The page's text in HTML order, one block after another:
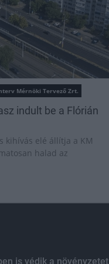
Mérnöki Tervező Zrt.
indult be a Flórián
kihívás elé állítja a KM
halad az
is védik a növényzetet